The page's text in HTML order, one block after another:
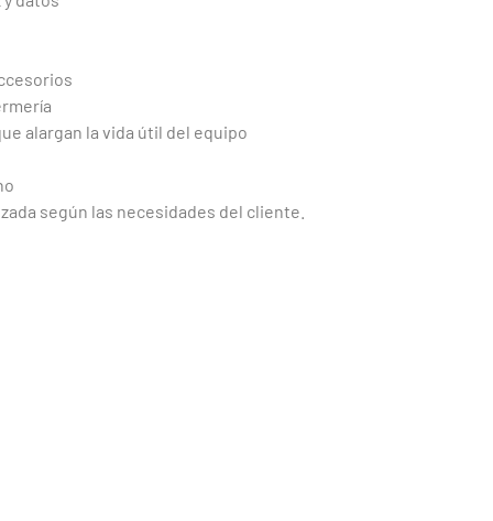
alargan la vida útil del equipo
según las necesidades del cliente.